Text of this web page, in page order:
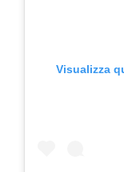
Visualizza